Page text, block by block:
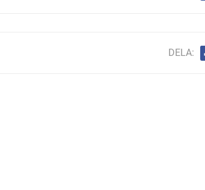
DELA: